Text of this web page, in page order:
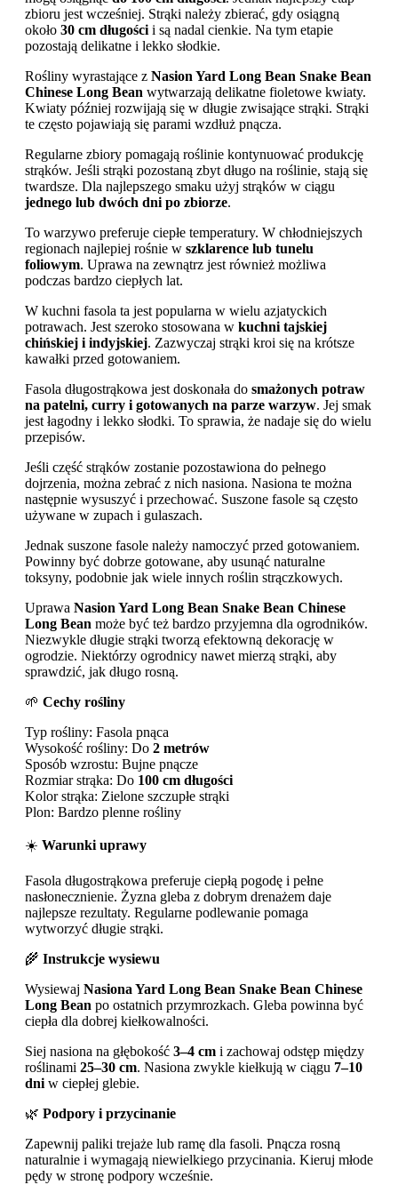
zbioru jest wcześniej. Strąki należy zbierać, gdy osiągną
około 30 cm długości i są nadal cienkie. Na tym etapie
pozostają delikatne i lekko słodkie.
Rośliny wyrastające z Nasion Yard Long Bean Snake Bean
Chinese Long Bean wytwarzają delikatne fioletowe kwiaty.
Kwiaty później rozwijają się w długie zwisające strąki. Strąki
te często pojawiają się parami wzdłuż pnącza.
Regularne zbiory pomagają roślinie kontynuować produkcję
strąków. Jeśli strąki pozostaną zbyt długo na roślinie, stają się
twardsze. Dla najlepszego smaku użyj strąków w ciągu
jednego lub dwóch dni po zbiorze.
To warzywo preferuje ciepłe temperatury. W chłodniejszych
regionach najlepiej rośnie w szklarence lub tunelu
foliowym. Uprawa na zewnątrz jest również możliwa
podczas bardzo ciepłych lat.
W kuchni fasola ta jest popularna w wielu azjatyckich
potrawach. Jest szeroko stosowana w kuchni tajskiej
chińskiej i indyjskiej. Zazwyczaj strąki kroi się na krótsze
kawałki przed gotowaniem.
Fasola długostrąkowa jest doskonała do smażonych potraw
na patelni, curry i gotowanych na parze warzyw. Jej smak
jest łagodny i lekko słodki. To sprawia, że nadaje się do wielu
przepisów.
Jeśli część strąków zostanie pozostawiona do pełnego
dojrzenia, można zebrać z nich nasiona. Nasiona te można
następnie wysuszyć i przechować. Suszone fasole są często
używane w zupach i gulaszach.
Jednak suszone fasole należy namoczyć przed gotowaniem.
Powinny być dobrze gotowane, aby usunąć naturalne
toksyny, podobnie jak wiele innych roślin strączkowych.
Uprawa Nasion Yard Long Bean Snake Bean Chinese
Long Bean może być też bardzo przyjemna dla ogrodników.
Niezwykle długie strąki tworzą efektowną dekorację w
ogrodzie. Niektórzy ogrodnicy nawet mierzą strąki, aby
sprawdzić, jak długo rosną.
🌱 Cechy rośliny
Typ rośliny: Fasola pnąca
Wysokość rośliny: Do 2 metrów
Sposób wzrostu: Bujne pnącze
Rozmiar strąka: Do 100 cm długości
Kolor strąka: Zielone szczupłe strąki
Plon: Bardzo plenne rośliny
☀️ Warunki uprawy
Fasola długostrąkowa preferuje ciepłą pogodę i pełne
nasłonecznienie. Żyzna gleba z dobrym drenażem daje
najlepsze rezultaty. Regularne podlewanie pomaga
wytworzyć długie strąki.
🌾 Instrukcje wysiewu
Wysiewaj Nasiona Yard Long Bean Snake Bean Chinese
Long Bean po ostatnich przymrozkach. Gleba powinna być
ciepła dla dobrej kiełkowalności.
Siej nasiona na głębokość 3–4 cm i zachowaj odstęp między
roślinami 25–30 cm. Nasiona zwykle kiełkują w ciągu 7–10
dni w ciepłej glebie.
🌿 Podpory i przycinanie
Zapewnij paliki trejaże lub ramę dla fasoli. Pnącza rosną
naturalnie i wymagają niewielkiego przycinania. Kieruj młode
pędy w stronę podpory wcześnie.